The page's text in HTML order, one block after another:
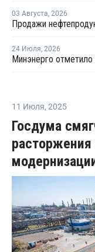
03 Августа, 2026
24 Июля, 2026
11 Июля, 2025
Госдума